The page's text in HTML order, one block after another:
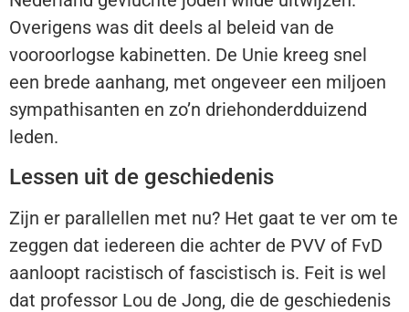
Overigens was dit deels al beleid van de
vooroorlogse kabinetten. De Unie kreeg snel
een brede aanhang, met ongeveer een miljoen
sympathisanten en zo’n driehonderdduizend
leden.
Lessen uit de geschiedenis
Zijn er parallellen met nu? Het gaat te ver om te
zeggen dat iedereen die achter de PVV of FvD
aanloopt racistisch of fascistisch is. Feit is wel
dat professor Lou de Jong, die de geschiedenis